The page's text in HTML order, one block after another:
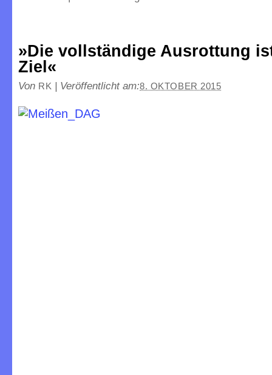
»Die vollständige Ausrottung
Ziel«
Von RK | Veröffentlicht am:8. OKTOBER 2015